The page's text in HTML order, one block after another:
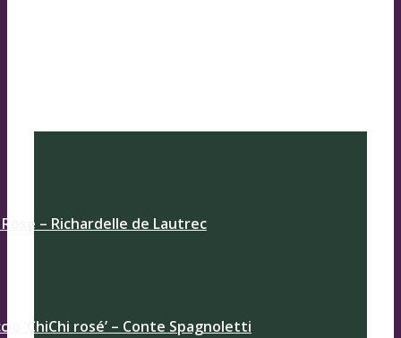
– Richardelle de Lautrec
‘ChiChi rosé’ – Conte Spagnoletti